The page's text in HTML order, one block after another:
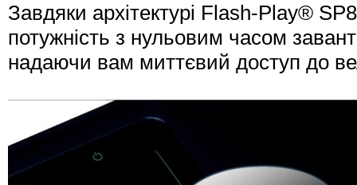
Завдяки архітектурі Flash-Play®
потужність з нульовим часом
надаючи вам миттєвий доступ до